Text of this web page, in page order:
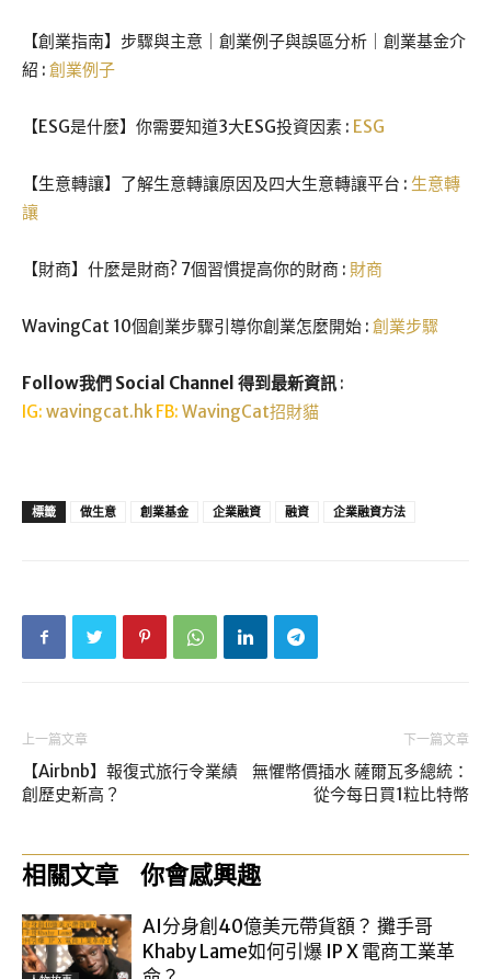
【創業指南】步驟與主意｜創業例子與誤區分析｜創業基金介
紹 : 創業例子
【ESG是什麼】你需要知道3大ESG投資因素 : ESG
【生意轉讓】了解生意轉讓原因及四大生意轉讓平台 : 生意轉
讓
【財商】什麼是財商? 7個習慣提高你的財商 : 財商
WavingCat 10個創業步驟引導你創業怎麼開始 : 創業步驟
Follow我們 Social Channel 得到最新資訊 :
IG: wavingcat.hk FB: WavingCat招財貓
標籤 做生意 創業基金 企業融資 融資 企業融資方法
上一篇文章
【Airbnb】報復式旅行令業績
創歷史新高？
下一篇文章
無懼幣價插水 薩爾瓦多總統：
從今每日買1粒比特幣
相關文章 你會感興趣
AI分身創40億美元帶貨額？ 攤手哥
Khaby Lame如何引爆 IP X 電商工業革